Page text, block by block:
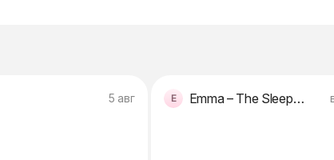
5 авг Emma – The Sleep Company